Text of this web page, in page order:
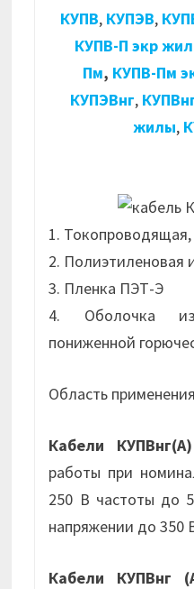
КУПВ, КУПЭВ,
КУПВ-П экр
Пм, КУПВ-Пм
КУПЭВнг,
жилы,
1.
2. Полиэтиленовая
3. Пленка ПЭТ-Э
4. Оболочка
пониженной
Область применения
Кабели КУПВнг(А)
работы при
250 В частоты до
напряжении до 350
Кабели КУПВнг